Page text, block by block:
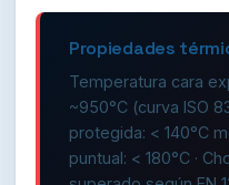
Propiedades
Temperatura cara
~950°C (curva ISO
protegida: < 140°C
puntual: < 180°C ·